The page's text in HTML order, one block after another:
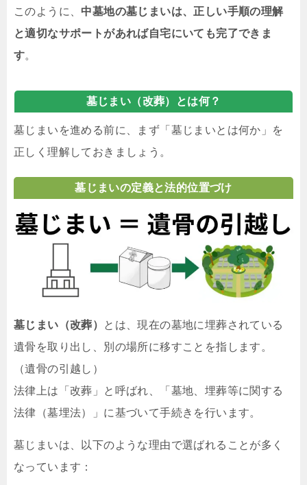
このように、 中墓地の墓じまいは、正しい手順の理解
と適切なサポートがあれば自宅にいても完了できま
す。
墓じまい（改葬）とは何？
墓じまいを進める前に、まず「墓じまいとは何か」を
正しく理解しておきましょう。
墓じまいの定義と法的位置づけ
墓じまい（改葬）
とは、現在の墓地に埋葬されている
遺骨を取り出し、別の場所に移すことを指します。
（遺骨の引越し）
法律上は「改葬」と呼ばれ、「墓地、埋葬等に関する
法律（墓埋法）」に基づいて手続きを行います。
墓じまいは、以下のような理由で選ばれることが多く
なっています：